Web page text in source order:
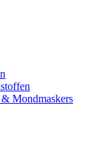
Mondmaskers